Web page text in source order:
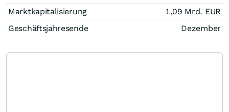
Marktkapitalisierung
1,09 Mrd. EUR
Geschäftsjahresende
Dezember